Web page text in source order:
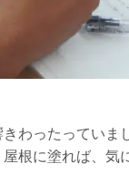
わったっていま
屋根に塗れば、気